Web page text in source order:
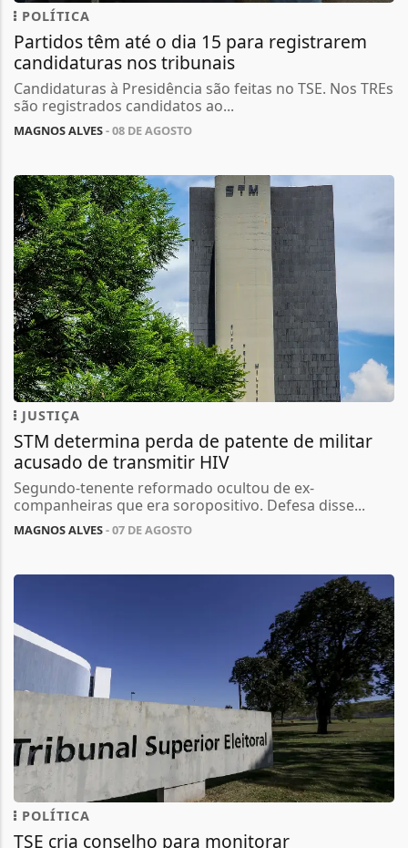
POLÍTICA
Partidos têm até o dia 15 para registrarem
candidaturas nos tribunais
Candidaturas à Presidência são feitas no TSE. Nos TREs
são registrados candidatos ao...
MAGNOS ALVES- 08 DE AGOSTO
JUSTIÇA
STM determina perda de patente de militar
acusado de transmitir HIV
Segundo-tenente reformado ocultou de ex-
companheiras que era soropositivo. Defesa disse...
MAGNOS ALVES- 07 DE AGOSTO
POLÍTICA
TSE cria conselho para monitorar